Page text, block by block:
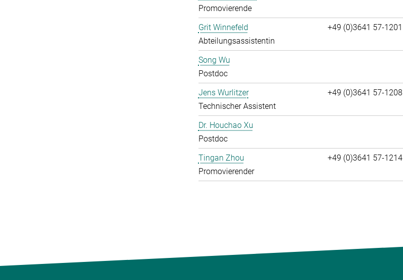
Promovierende
Grit Winnefeld
Abteilungsassistentin
+49 (0)3641 57-1201
Song Wu
Postdoc
Jens Wurlitzer
Technischer Assistent
+49 (0)3641 57-1208
Dr. Houchao Xu
Postdoc
Tingan Zhou
Promovierender
+49 (0)3641 57-1214